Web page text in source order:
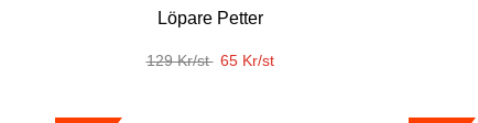
Löpare Petter
129 Kr/st 65 Kr/st